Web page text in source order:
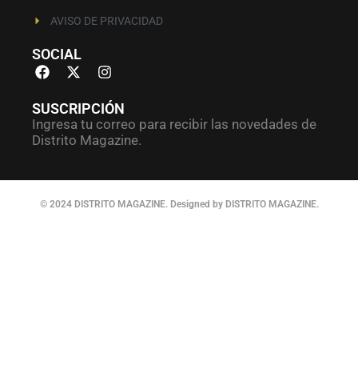
AVISO DE PRIVACIDAD
SOCIAL
SUSCRIPCIÓN
Ingresa tu correo para recibir las novedades de
Distrito Magazine.
© 2024 DISTRITO MAGAZINE. Designed by DISTRITO MAGAZINE.